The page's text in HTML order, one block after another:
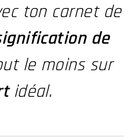
ton carnet de
de
le moins sur
idéal.